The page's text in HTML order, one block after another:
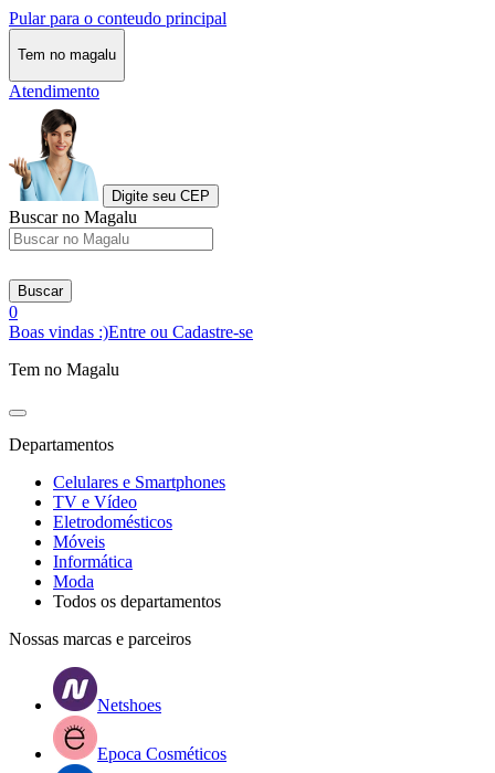
Pular para o conteudo principal
Tem no magalu
Atendimento
Digite seu CEP
Buscar no Magalu
Buscar
0
Boas vindas :)Entre ou Cadastre-se
Tem no Magalu
Departamentos
Celulares e Smartphones
TV e Vídeo
Eletrodomésticos
Móveis
Informática
Moda
Todos os departamentos
Nossas marcas e parceiros
Netshoes
Epoca Cosméticos